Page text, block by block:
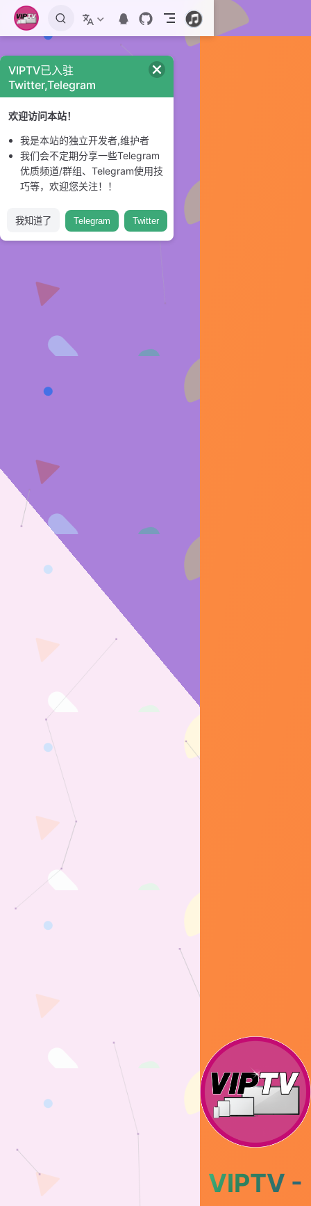
跳至主要內容
VIPTV -
VIPTV已入驻
Twitter,Telegram
欢迎访问本站！
我是本站的独立开发者,维护者
我们会不定期分享一些Telegram
优质频道/群组、Telegram使用技
巧等，欢迎您关注！！
我知道了 Telegram Twitter